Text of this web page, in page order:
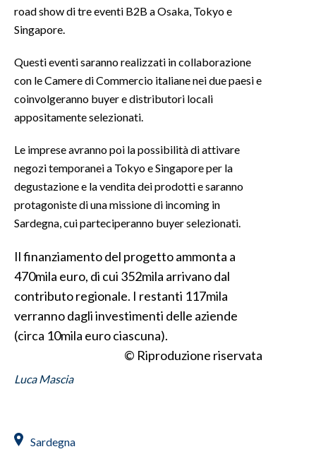
ABBONATI
ANNUNCI
NECROLOGI
PUBBLICITÀ
SPIAGGE
STORE
road show di tre eventi B2B a Osaka, Tokyo e
Singapore.
Questi eventi saranno realizzati in collaborazione
con le Camere di Commercio italiane nei due paesi e
coinvolgeranno buyer e distributori locali
appositamente selezionati.
Le imprese avranno poi la possibilità di attivare
negozi temporanei a Tokyo e Singapore per la
degustazione e la vendita dei prodotti e saranno
protagoniste di una missione di incoming in
Sardegna, cui parteciperanno buyer selezionati.
Il finanziamento del progetto ammonta a
470mila euro, di cui 352mila arrivano dal
contributo regionale. I restanti 117mila
verranno dagli investimenti delle aziende
(circa 10mila euro ciascuna).
© Riproduzione riservata
Luca Mascia
Sardegna